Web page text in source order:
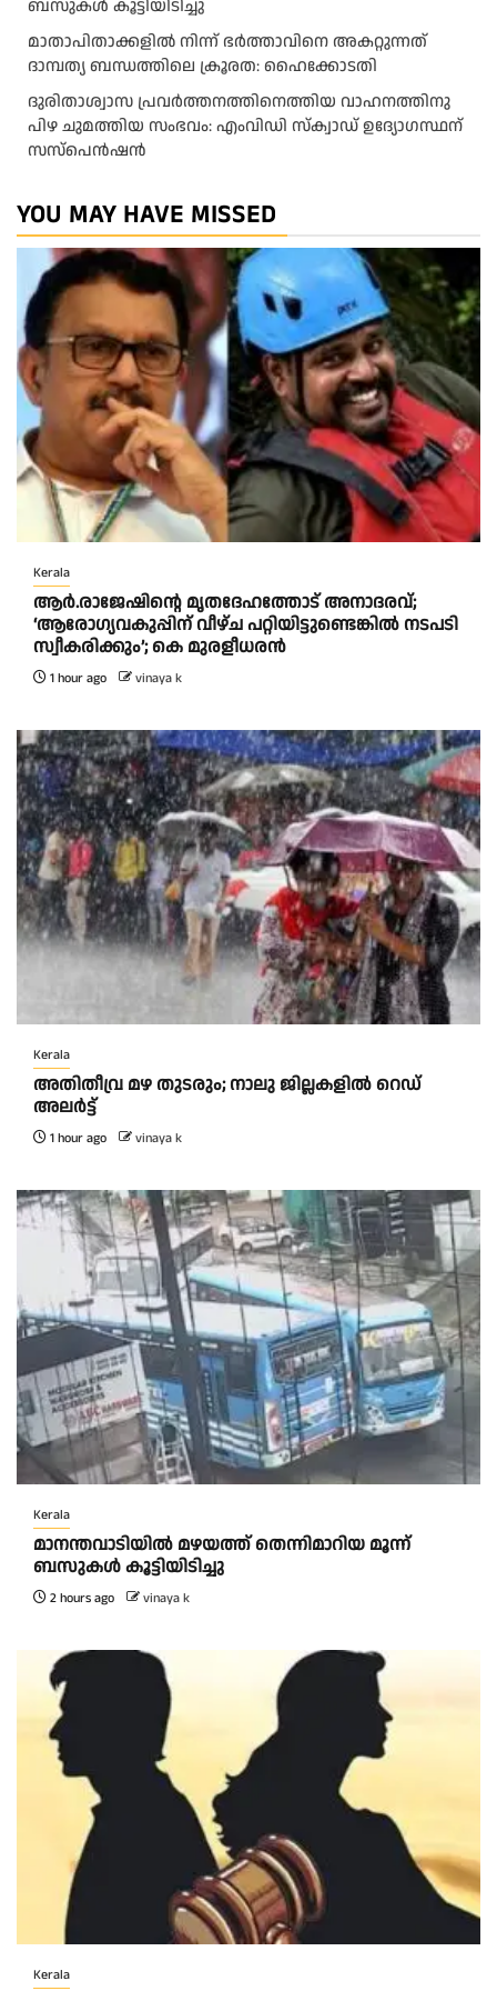
ബസുകൾ കൂട്ടിയിടിച്ചു
മാതാപിതാക്കളില്‍ നിന്ന് ഭര്‍ത്താവിനെ അകറ്റുന്നത്
ദാമ്പത്യ ബന്ധത്തിലെ ക്രൂരത: ഹൈക്കോടതി
ദുരിതാശ്വാസ പ്രവർത്തനത്തിനെത്തിയ വാഹനത്തിനു
പിഴ ചുമത്തിയ സംഭവം: എംവിഡി സ്ക്വാഡ് ഉദ്യോഗസ്ഥന്
സസ്പെൻഷൻ
YOU MAY HAVE MISSED
Kerala
ആര്‍.രാജേഷിന്റെ മൃതദേഹത്തോട് അനാദരവ്;
‘ആരോഗ്യവകുപ്പിന് വീഴ്ച പറ്റിയിട്ടുണ്ടെങ്കില്‍ നടപടി
സ്വീകരിക്കും’; കെ മുരളീധരന്‍
1 hour ago vinaya k
Kerala
അതിതീവ്ര മഴ തുടരും; നാലു ജില്ലകളിൽ റെഡ്
അലർട്ട്
1 hour ago vinaya k
Kerala
മാനന്തവാടിയിൽ മഴയത്ത് തെന്നിമാറിയ മൂന്ന്
ബസുകൾ കൂട്ടിയിടിച്ചു
2 hours ago vinaya k
Kerala